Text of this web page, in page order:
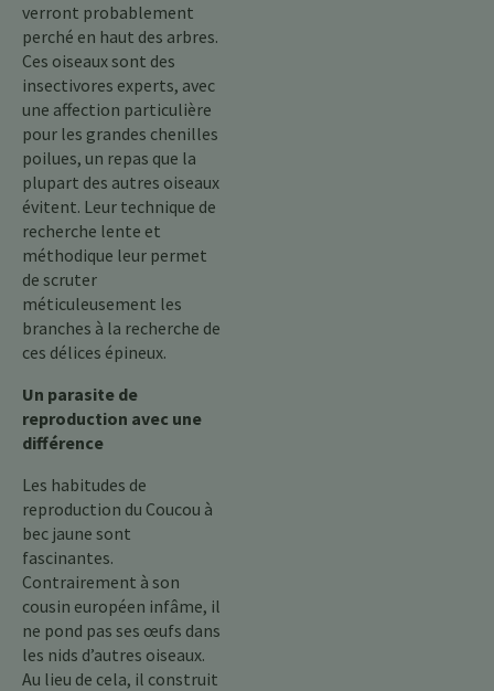
verront probablement
perché en haut des arbres.
Ces oiseaux sont des
insectivores experts, avec
une affection particulière
pour les grandes chenilles
poilues, un repas que la
plupart des autres oiseaux
évitent. Leur technique de
recherche lente et
méthodique leur permet
de scruter
méticuleusement les
branches à la recherche de
ces délices épineux.
Un parasite de
reproduction avec une
différence
Les habitudes de
reproduction du Coucou à
bec jaune sont
fascinantes.
Contrairement à son
cousin européen infâme, il
ne pond pas ses œufs dans
les nids d’autres oiseaux.
Au lieu de cela, il construit